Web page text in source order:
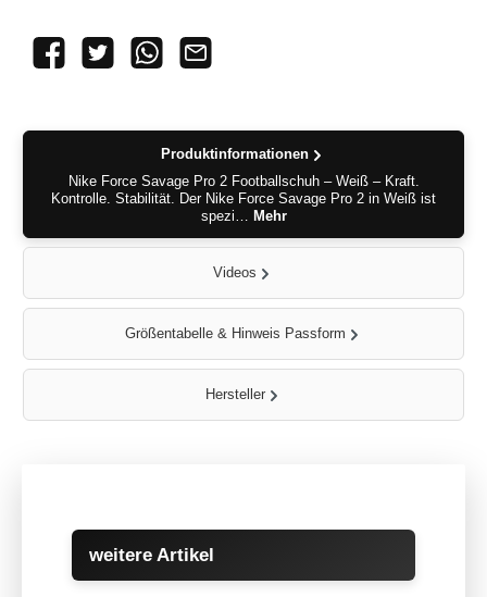
Produktinformationen
Nike Force Savage Pro 2 Footballschuh – Weiß – Kraft.
Kontrolle. Stabilität. Der Nike Force Savage Pro 2 in Weiß ist
spezi… Mehr
Videos
Größentabelle & Hinweis Passform
Hersteller
Produktgalerie überspringen
weitere Artikel